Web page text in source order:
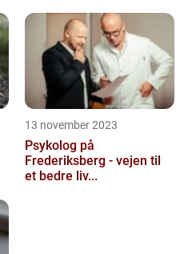
13 november 2023
Psykolog på
Frederiksberg - vejen til
et bedre liv...